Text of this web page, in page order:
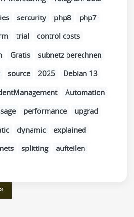
sercurity php8
php7
trial
control costs
Gratis
subnetz berechnen
source 2025
Debian 13
Automation
performance
upgrad
dynamic
explained
splitting aufteilen
»